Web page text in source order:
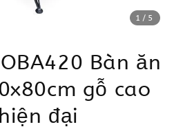
1 /5
Bàn ăn
gỗ cao
đại